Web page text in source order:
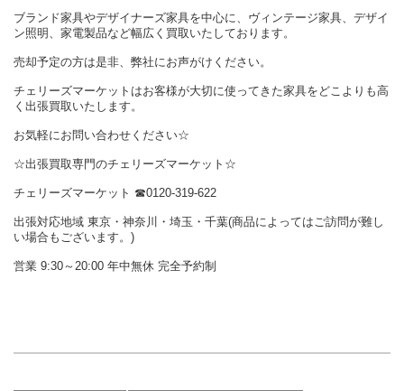
ブランド家具やデザイナーズ家具を中心に、ヴィンテージ家具、デザイ
ン照明、家電製品など幅広く買取いたしております。
売却予定の方は是非、弊社にお声がけください。
チェリーズマーケットはお客様が大切に使ってきた家具をどこよりも高
く出張買取いたします。
お気軽にお問い合わせください☆
☆出張買取専門のチェリーズマーケット☆
チェリーズマーケット ☎︎0120-319-622
出張対応地域 東京・神奈川・埼玉・千葉(商品によってはご訪問が難し
い場合もございます。)
営業 9:30～20:00 年中無休 完全予約制